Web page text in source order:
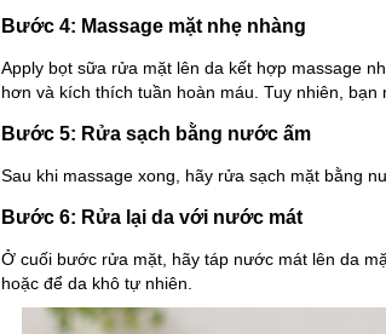
Bước 4: Massage mặt nhẹ nhàng
Apply bọt sữa rửa mặt lên da kết hợp massage
hơn và kích thích tuần hoàn máu. Tuy nhiên,
Bước 5: Rửa sạch bằng nước ấm
Sau khi massage xong, hãy rửa sạch mặt bằng
Bước 6: Rửa lại da với nước mát
Ở cuối bước rửa mặt, hãy táp nước mát lên da
hoặc để da khô tự nhiên.